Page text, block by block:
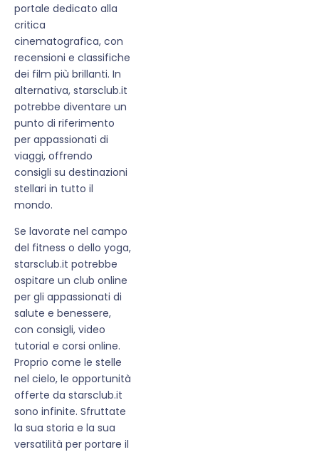
portale dedicato alla
critica
cinematografica, con
recensioni e classifiche
dei film più brillanti. In
alternativa, starsclub.it
potrebbe diventare un
punto di riferimento
per appassionati di
viaggi, offrendo
consigli su destinazioni
stellari in tutto il
mondo.
Se lavorate nel campo
del fitness o dello yoga,
starsclub.it potrebbe
ospitare un club online
per gli appassionati di
salute e benessere,
con consigli, video
tutorial e corsi online.
Proprio come le stelle
nel cielo, le opportunità
offerte da starsclub.it
sono infinite. Sfruttate
la sua storia e la sua
versatilità per portare il